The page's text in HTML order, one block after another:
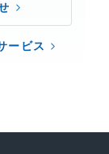
ービス